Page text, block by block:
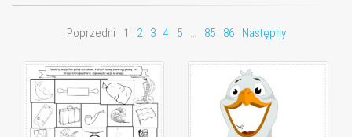
Poprzedni 1 2 3 4 5 … 85 86 Następny